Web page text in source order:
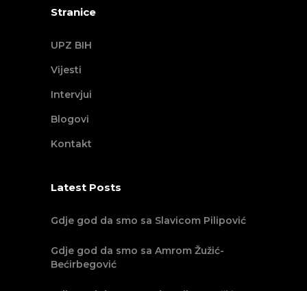
Stranice
UPZ BIH
Vijesti
Intervjui
Blogovi
Kontakt
Latest Posts
Gdje god da smo sa Slavicom Pilipović
Gdje god da smo sa Amrom Žužić-
Bećirbegović